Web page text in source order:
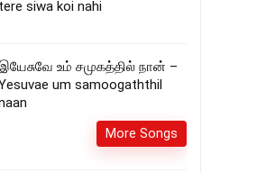
tere siwa koi nahi
உம் சமுகத்தில் நான் –
um samoogaththil
More Songs